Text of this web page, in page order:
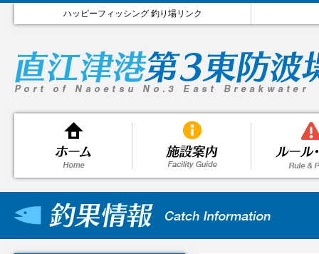
ハッピーフィッシング 釣り場リンク